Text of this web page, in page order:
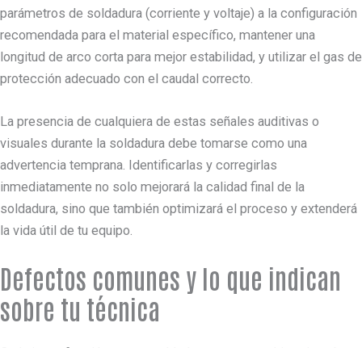
parámetros de soldadura (corriente y voltaje) a la configuración
recomendada para el material específico, mantener una
longitud de arco corta para mejor estabilidad, y utilizar el gas de
protección adecuado con el caudal correcto.
La presencia de cualquiera de estas señales auditivas o
visuales durante la soldadura debe tomarse como una
advertencia temprana. Identificarlas y corregirlas
inmediatamente no solo mejorará la calidad final de la
soldadura, sino que también optimizará el proceso y extenderá
la vida útil de tu equipo.
Defectos comunes y lo que indican
sobre tu técnica